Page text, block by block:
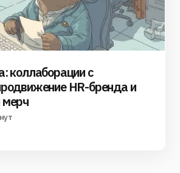
коллаборации с
HR-бренда и
мерч